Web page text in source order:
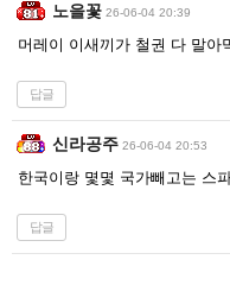
노을꽃 26-06-04 20:39
머레이 이새끼가 철권 다 말아
답글
신라공주 26-06-04 20:53
한국이랑 몇몇 국가빼고는 스
답글